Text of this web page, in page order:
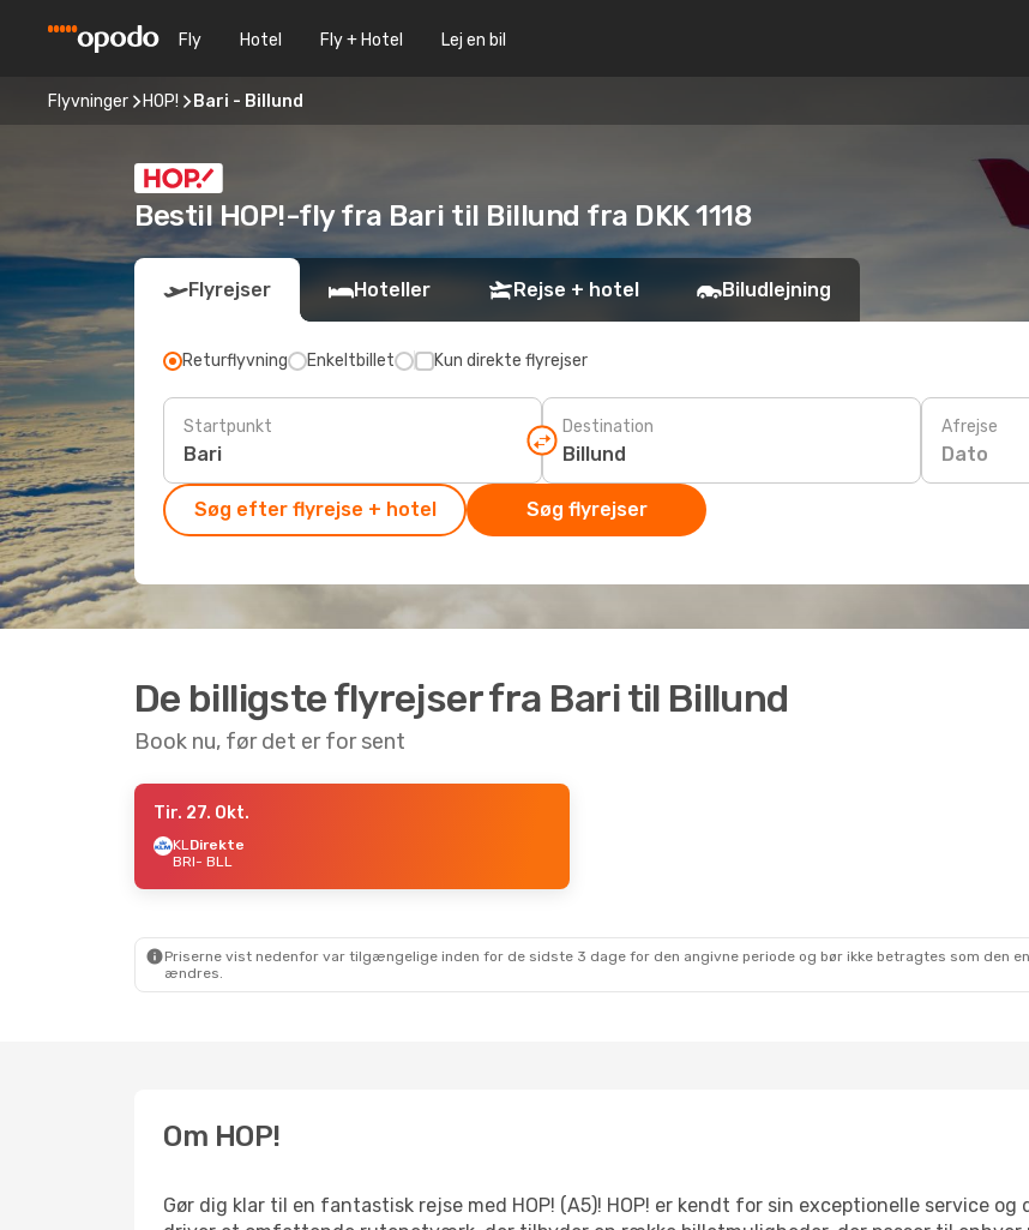
Fly Hotel Fly + Hotel Lej en bil
Flyvninger HOP! Bari - Billund
Bestil HOP!-fly fra Bari til Billund fra DKK 1118
Flyrejser Hoteller Rejse + hotel Biludlejning
Returflyvning Enkeltbillet Kun direkte flyrejser
Startpunkt Destination Afrejse
Dato
Søg efter flyrejse + hotel Søg flyrejser
De billigste flyrejser fra Bari til Billund
Book nu, før det er for sent
Tir. 27. Okt.
KLDirekte
BRI- BLL
Priserne vist nedenfor var tilgængelige inden for de sidste 3 dage for den angivne periode og bør ikke betragtes som den
ændres.
Om HOP!
Gør dig klar til en fantastisk rejse med HOP! (A5)! HOP! er kendt for sin exceptionelle service